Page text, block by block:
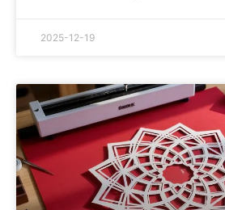
2025-12-19